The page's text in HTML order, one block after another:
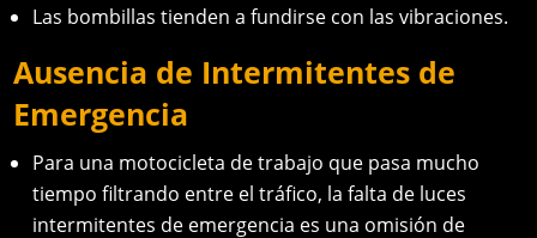
Las bombillas tienden a fundirse con las vibraciones.
Ausencia de Intermitentes de
Emergencia
Para una motocicleta de trabajo que pasa mucho
tiempo filtrando entre el tráfico, la falta de luces
intermitentes de emergencia es una omisión de